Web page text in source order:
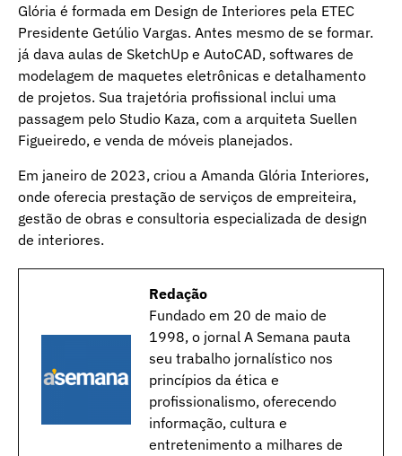
Glória é formada em Design de Interiores pela ETEC
Presidente Getúlio Vargas. Antes mesmo de se formar.
já dava aulas de SketchUp e AutoCAD, softwares de
modelagem de maquetes eletrônicas e detalhamento
de projetos. Sua trajetória profissional inclui uma
passagem pelo Studio Kaza, com a arquiteta Suellen
Figueiredo, e venda de móveis planejados.
Em janeiro de 2023, criou a Amanda Glória Interiores,
onde oferecia prestação de serviços de empreiteira,
gestão de obras e consultoria especializada de design
de interiores.
Redação
Fundado em 20 de maio de
1998, o jornal A Semana pauta
seu trabalho jornalístico nos
princípios da ética e
profissionalismo, oferecendo
informação, cultura e
entretenimento a milhares de